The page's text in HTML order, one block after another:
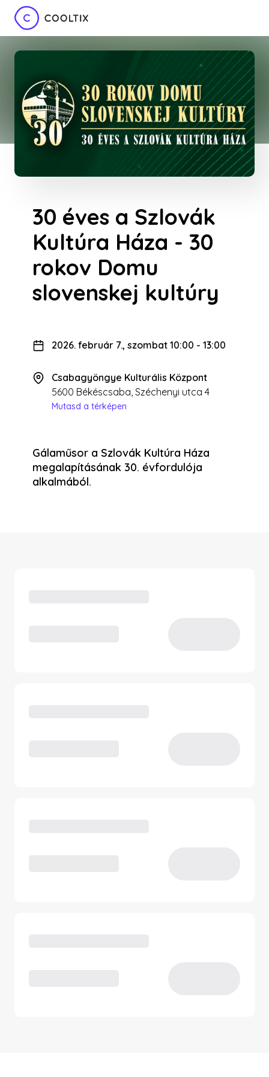
30 éves a Szlovák
Kultúra Háza - 30
rokov Domu
slovenskej kultúry
2026. február 7., szombat 10:00 - 13:00
Csabagyöngye Kulturális Központ
5600 Békéscsaba, Széchenyi utca 4
Mutasd a térképen
Gálaműsor a Szlovák Kultúra Háza
megalapításának 30. évfordulója
alkalmából.